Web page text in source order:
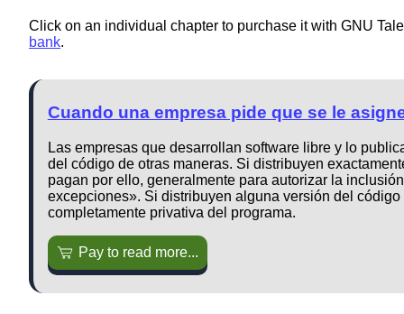
Click on an individual chapter to purchase it with GNU
bank.
Cuando una empresa pide que se le
Las empresas que desarrollan software libre y lo
del código de otras maneras. Si distribuyen
pagan por ello, generalmente para autorizar la
excepciones». Si distribuyen alguna versión del
completamente privativa del programa.
Pay to read more...